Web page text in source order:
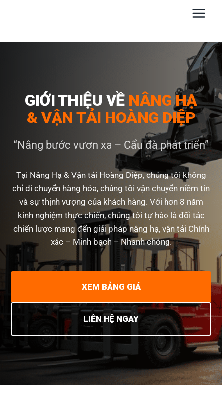
GIỚI THIỆU VỀ NÂNG HẠ
& VẬN TẢI HOÀNG DIỆP
“Nâng bước vươn xa – Cẩu đà phát triển”
Tại Nâng Hạ & Vận tải Hoàng Diệp, chúng tôi không
chỉ di chuyển hàng hóa, chúng tôi vận chuyển niềm tin
và sự thịnh vượng của khách hàng. Với hơn 8 năm
kinh nghiệm thực chiến, chúng tôi tự hào là đối tác
chiến lược mang đến giải pháp nâng hạ, vận tải Chính
xác – Minh bạch – Nhanh chóng.
XEM BẢNG GIÁ
LIÊN HỆ NGAY